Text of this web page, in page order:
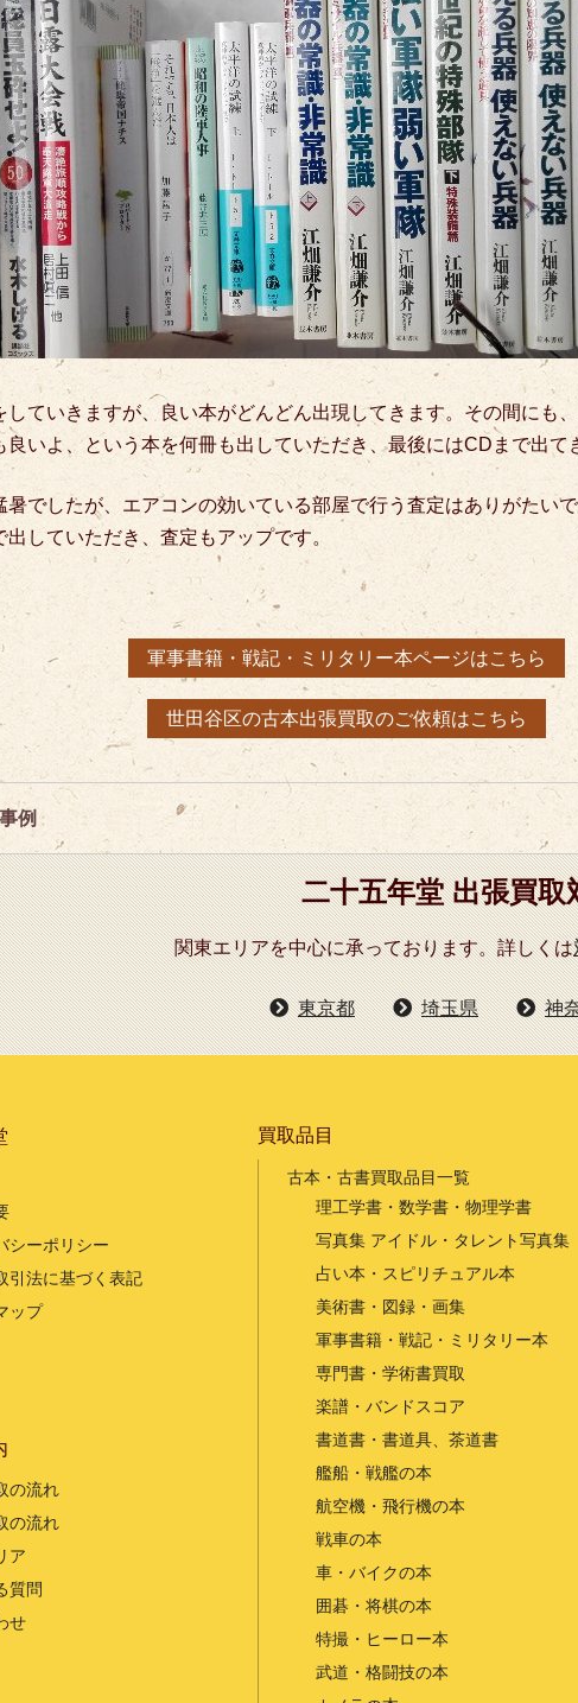
していきますが、良い本がどんどん出現してきます。その間にも
良いよ、という本を何冊も出していただき、最後にはCDまで出て
暑でしたが、エアコンの効いている部屋で行う査定はありがたい
出していただき、査定もアップです。
軍事書籍・戦記・ミリタリー本ページはこちら
世田谷区の古本出張買取のご依頼はこちら
例
二十五年堂 出張買取
関東エリアを中心に承っております。詳しくは
東京都 埼玉県 神
シーポリシー
引法に基づく表記
ップ
買取品目
古本・古書買取品目一覧
理工学書・数学書・物理学書
写真集 アイドル・タレント写真集
占い本・スピリチュアル本
美術書・図録・画集
軍事書籍・戦記・ミリタリー本
専門書・学術書買取
楽譜・バンドスコア
書道書・書道具、茶道書
艦船・戦艦の本
航空機・飛行機の本
戦車の本
車・バイクの本
囲碁・将棋の本
特撮・ヒーロー本
武道・格闘技の本
の流れ
の流れ
ア
質問
せ